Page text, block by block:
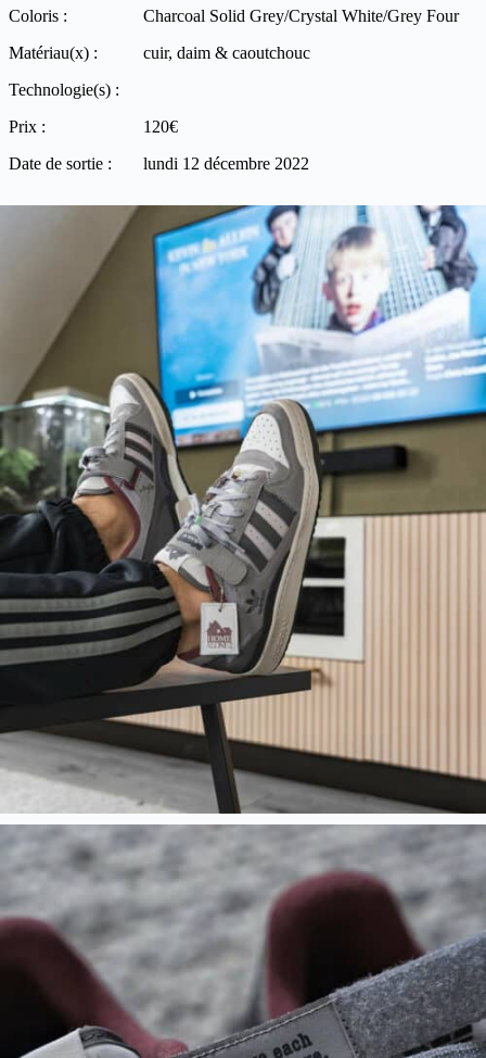
Coloris :
Charcoal Solid Grey/Crystal White/Grey Four
Matériau(x) :
cuir, daim & caoutchouc
Technologie(s) :
Prix :
120€
Date de sortie :
lundi 12 décembre 2022